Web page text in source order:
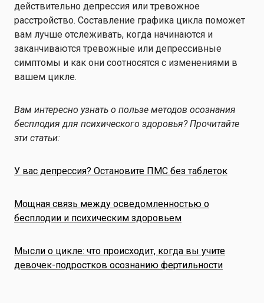
действительно депрессия или тревожное
расстройство. Составление графика цикла поможет
вам лучше отслеживать, когда начинаются и
заканчиваются тревожные или депрессивные
симптомы и как они соотносятся с изменениями в
вашем цикле.
Вам интересно узнать о пользе методов осознания
бесплодия для психического здоровья? Прочитайте
эти статьи:
У вас депрессия? Остановите ПМС без таблеток
Мощная связь между осведомленностью о
бесплодии и психическим здоровьем
Мысли о цикле: что происходит, когда вы учите
девочек-подростков осознанию фертильности